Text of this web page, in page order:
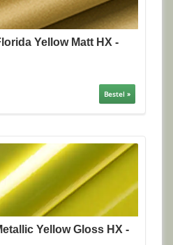
Yellow Matt HX -
Bestel »
Yellow Gloss HX -